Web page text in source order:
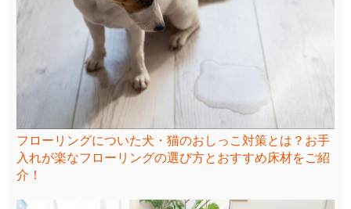
フローリングについた犬・猫のおしっこ対策とは？お手
入れが楽なフローリングの選び方とおすすめ床材をご紹
介！